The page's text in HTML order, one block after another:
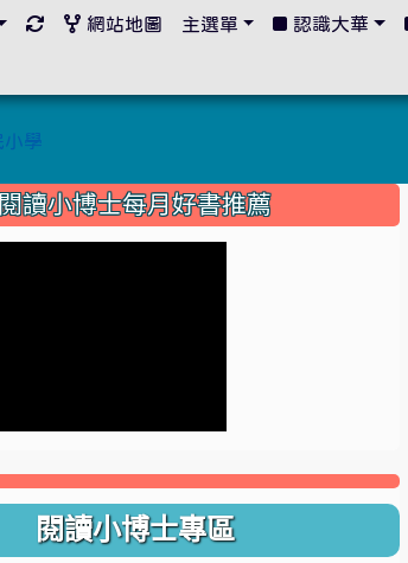
閱讀小博士每月好書推薦
閱讀小博士專區
網站地圖 主選單 認識大華